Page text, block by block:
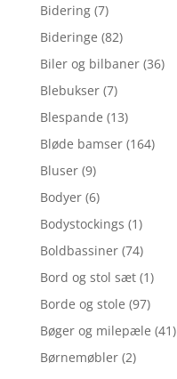
Bidering (7)
Bideringe (82)
Biler og bilbaner (36)
Blebukser (7)
Blespande (13)
Bløde bamser (164)
Bluser (9)
Bodyer (6)
Bodystockings (1)
Boldbassiner (74)
Bord og stol sæt (1)
Borde og stole (97)
Bøger og milepæle (41)
Børnemøbler (2)